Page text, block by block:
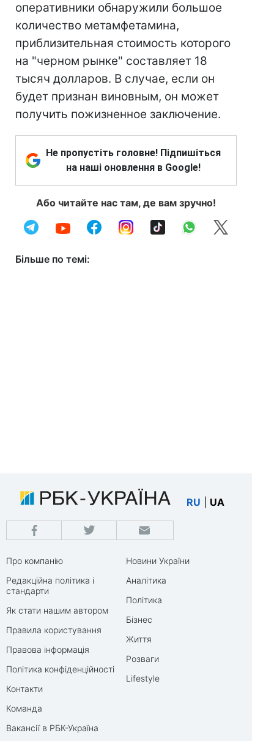
оперативники обнаружили большое
количество метамфетамина,
приблизительная стоимость которого
на "черном рынке" составляет 18
тысяч долларов. В случае, если он
будет признан виновным, он может
получить пожизненное заключение.
Не пропустіть головне! Підпишіться
на наші оновлення в Google!
Або читайте нас там, де вам зручно!
Більше по темі:
RU UA
Про компанію
Редакційна політика і
стандарти
Як стати нашим автором
Правила користування
Правова інформація
Політика конфіденційності
Контакти
Команда
Вакансії в РБК-Україна
Новини України
Аналітика
Політика
Бізнес
Життя
Розваги
Lifestyle